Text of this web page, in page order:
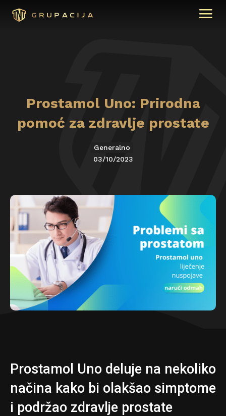
Prostamol Uno: Prirodna
pomoć za zdravlje prostate
Generalno
03/10/2023
Prostamol Uno deluje na nekoliko
načina kako bi olakšao simptome
i podržao zdravlje prostate